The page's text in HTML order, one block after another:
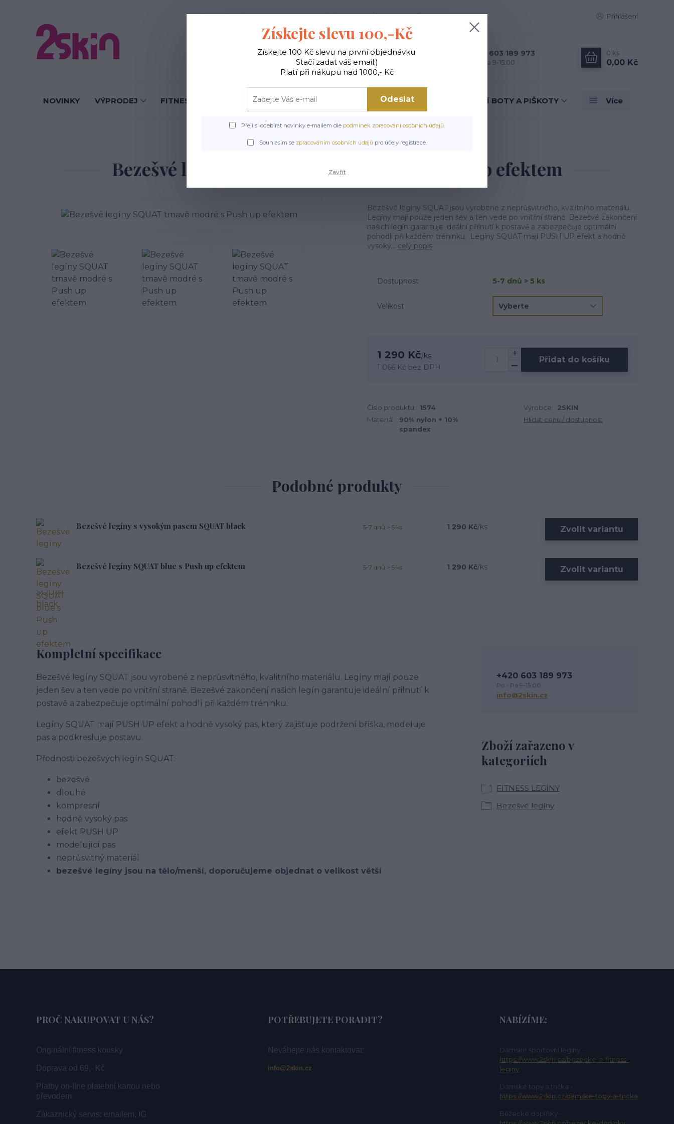
O nás Jak nakupovat Doprava a platba Kontakty Více Přihlášení
Hledat +420 603 189 973
Po - Pá 9-15:00
0 ks
0,00 Kč
NOVINKY VÝPRODEJ FITNESS LEGÍNY TOPY A TRIČKA SPORTOVNÍ PODPRSENKY TANEČNÍ BOTY A PIŠKOTY Více
FITNESS LEGÍNY Bezešvé legíny Bezešvé legíny SQUAT tmavě modré s Push up efektem
Bezešvé legíny SQUAT tmavě modré s Push up efektem
Bezešvé legíny SQUAT jsou vyrobené z neprůsvitného, kvalitního materiálu.
Legíny mají pouze jeden šev a ten vede po vnitřní straně. Bezešvé zakončení
našich legín garantuje ideální přilnutí k postavě a zabezpečuje optimální
pohodlí při každém tréninku. Legíny SQUAT mají PUSH UP efekt a hodně
vysoký... celý popis
Dostupnost 5-7 dnů > 5 ks
Velikost
1 290 Kč/ks
1 066 Kč bez DPH
Přidat do košíku
Číslo produktu: 1574 Výrobce:
2SKIN
Materiál:
90% nylon + 10%
spandex
Hlídat cenu / dostupnost
Podobné produkty
Bezešvé legíny s vysokým pasem SQUAT black 1 290 Kč/ks
5-7 dnů > 5 ks Zvolit variantu
Bezešvé legíny SQUAT blue s Push up efektem 1 290 Kč/ks
5-7 dnů > 5 ks Zvolit variantu
Kompletní specifikace
Bezešvé legíny SQUAT jsou vyrobené z neprůsvitného, kvalitního materiálu. Legíny mají pouze
jeden šev a ten vede po vnitřní straně. Bezešvé zakončení našich legín garantuje ideální přilnutí k
postavě a zabezpečuje optimální pohodlí při každém tréninku.
Legíny SQUAT mají PUSH UP efekt a hodně vysoký pas, který zajišťuje podržení bříška, modeluje
pas a podkresluje postavu.
Přednosti bezešvých legín SQUAT:
bezešvé
dlouhé
kompresní
hodně vysoký pas
efekt PUSH UP
modelující pas
neprůsvitný materiál
bezešvé legíny jsou na tělo/menší, doporučujeme objednat o velikost větší
Zboží zařazeno v
kategoriích
FITNESS LEGÍNY
Bezešvé legíny
+420 603 189 973
Po - Pá 9-15:00
info@2skin.cz
PROČ NAKUPOVAT U NÁS?
Originální fitness kousky
Doprava od 69,- Kč
Platby on-line platební kartou nebo
převodem
Zákaznický servis: emailem, IG
POTŘEBUJETE PORADIT?
Neváhejte nás kontaktovat:
info@2skin.cz
NABÍZÍME:
Dámské sportovní legíny -
https://www.2skin.cz/bezecke-a-fitness-
leginy
Dámské topy a trička -
https://www.2skin.cz/damske-topy-a-tricka
Běžecké doplňky -
Získejte slevu 100,-Kč
Získejte 100 Kč slevu na první objednávku.
Stačí zadat váš email;)
Platí při nákupu nad 1000,- Kč
Odeslat
Přeji si odebírat novinky e-mailem dle podmínek zpracování osobních údajů.
Souhlasím se zpracováním osobních údajů pro účely registrace.
Zavřít